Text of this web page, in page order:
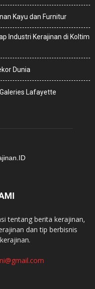
Kayu dan Furnitur
Industri Kerajinan di Koltim
Dunia
Lafayette
tentang berita kerajinan,
dan tip berbisnis